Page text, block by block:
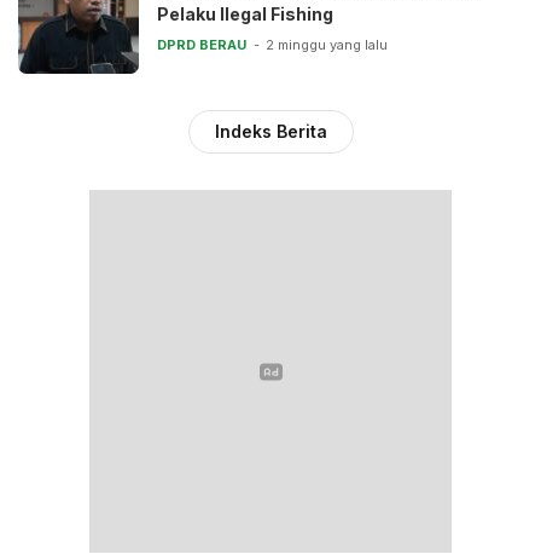
Pelaku Ilegal Fishing
DPRD BERAU 2 minggu yang lalu
Indeks Berita